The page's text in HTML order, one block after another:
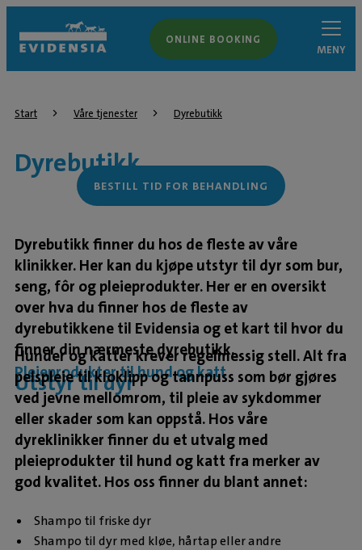
ONLINE BOOKING
MENY
Start Våre tjenester Dyrebutikk
Dyrebutikk
BESTILL TID FOR BEHANDLING
Dyrebutikk finner du hos de fleste av våre
klinikker. Her kan du kjøpe utstyr til dyr som bur,
seng, fôr og pleieprodukter. Her er en oversikt
over hva du finner hos de fleste av
dyrebutikkene til Evidensia og et kart til hvor du
finner din nærmeste dyrebutikk.
Utstyr til dyr
Pleieprodukter til hund og katt
Hunder og katter krever regelmessig stell. Alt fra
pelspleie til kloklipp og tannpuss som bør gjøres
ved jevne mellomrom, til pleie av sykdommer
eller skader som kan oppstå. Hos våre
dyreklinikker finner du et utvalg med
pleieprodukter til hund og katt fra merker av
god kvalitet. Hos oss finner du blant annet:
Shampo til friske dyr
Shampo til dyr med kløe, hårtap eller andre